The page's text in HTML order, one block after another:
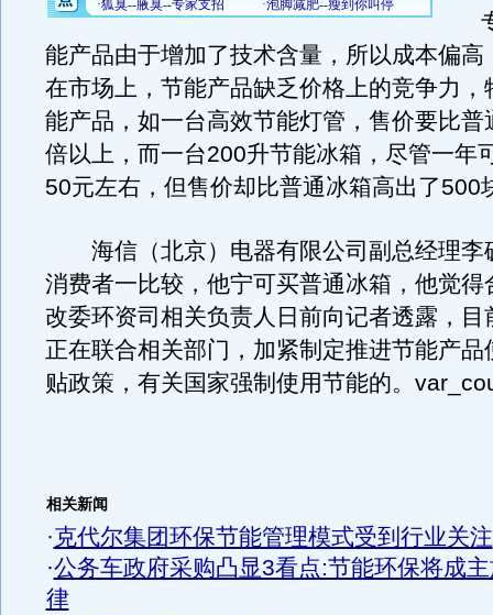
专
能产品由于增加了技术含量，所以成本偏高
在市场上，节能产品缺乏价格上的竞争力，
能产品，如一台高效节能灯管，售价要比普
倍以上，而一台200升节能冰箱，尽管一年
50元左右，但售价却比普通冰箱高出了500
海信（北京）电器有限公司副总经理李
消费者一比较，他宁可买普通冰箱，他觉得
改委环资司相关负责人日前向记者透露，目
正在联合相关部门，加紧制定推进节能产品
贴政策，有关国家强制使用节能的。
相关新闻
·克代尔集团环保节能管理模式受到行业关注
·公务车政府采购凸显3看点:节能环保将成
律